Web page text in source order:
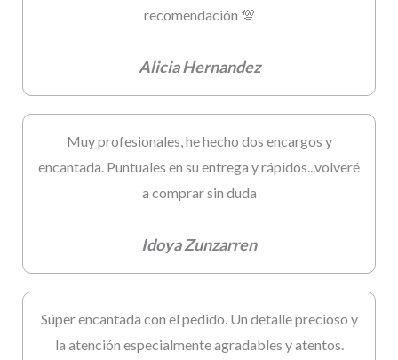
recomendación 💯
Alicia Hernandez
Muy profesionales, he hecho dos encargos y
encantada. Puntuales en su entrega y rápidos...volveré
a comprar sin duda
Idoya Zunzarren
Súper encantada con el pedido. Un detalle precioso y
la atención especialmente agradables y atentos.